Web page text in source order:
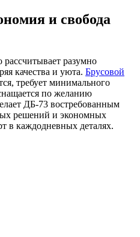
и свобода
рассчитывает разумно
качества и уюта. Брусовой
требует минимального
по желанию
ДБ-73 востребованным
решений и экономных
в каждодневных деталях.